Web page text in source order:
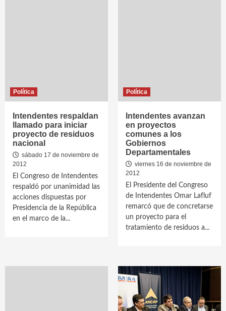
Política
Intendentes respaldan
llamado para iniciar
proyecto de residuos
nacional
sábado 17 de noviembre de
2012
El Congreso de Intendentes
respaldó por unanimidad las
acciones dispuestas por
Presidencia de la República
en el marco de la...
Política
Intendentes avanzan
en proyectos
comunes a los
Gobiernos
Departamentales
viernes 16 de noviembre de
2012
El Presidente del Congreso
de Intendentes Omar Lafluf
remarcó que de concretarse
un proyecto para el
tratamiento de residuos a...